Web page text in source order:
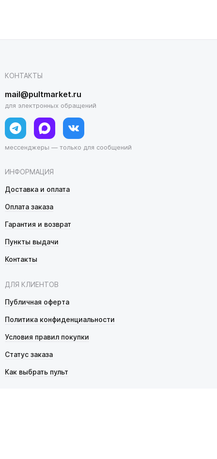
ИНФОРМАЦИЯ
Доставка и оплата
Оплата заказа
Гарантия и возврат
Пункты выдачи
Контакты
ДЛЯ КЛИЕНТОВ
Публичная оферта
Политика конфиденциальности
Условия правил покупки
Статус заказа
Как выбрать пульт
КОНТАКТЫ
mail@pultmarket.ru
для электронных обращений
мессенджеры — только для сообщений